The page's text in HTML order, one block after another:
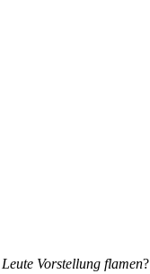
Vorstellung flamen?